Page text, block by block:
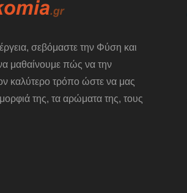
σεβόμαστε την Φύση και
μαθαίνουμε πώς να την
καλύτερο τρόπο ώστε να μας
της, τα αρώματα της, τους